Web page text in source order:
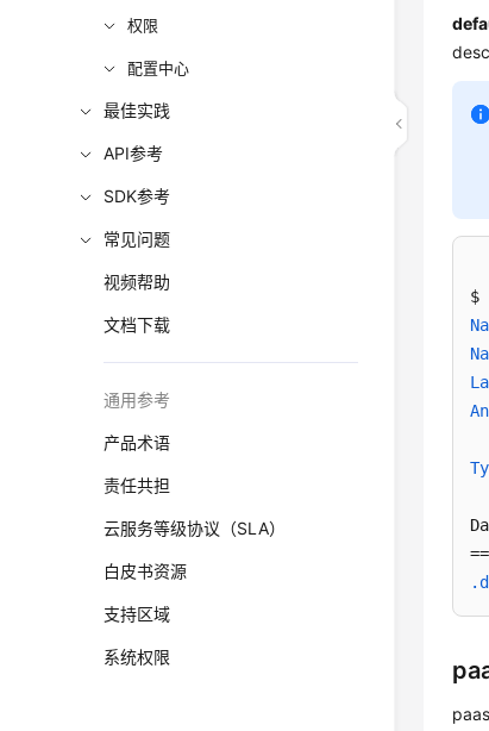
权限
配置中心
最佳实践
API参考
SDK参考
常见问题
视频帮助
文档下载
通用参考
产品术语
责任共担
云服务等级协议（SLA）
白皮书资源
支持区域
系统权限